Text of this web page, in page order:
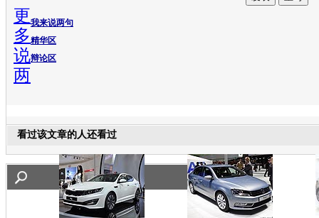
我来说两句
精华区
辩论区
更
多
说
两
看过该文章的人还看过